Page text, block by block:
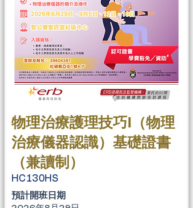
物理治療護理技巧I（物理
治療儀器認識）基礎證書
（兼讀制）
HC130HS
​預計開班日期